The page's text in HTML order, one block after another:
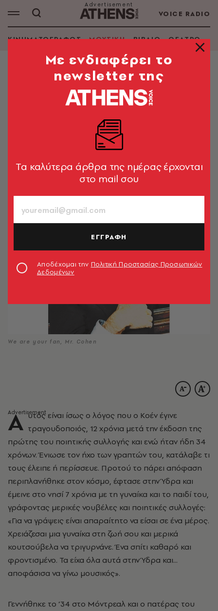
VOICE RADIO
ΚΙΝΗΜΑΤΟΓΡΑΦΟΣ ΜΟΥΣΙΚΗ ΒΙΒΛΙΟ ΘΕΑΤΡΟ -
O ποιητής της μουσικής LEONARD
«Όλα μου τα γραπτά έχουν ήχο κιθάρας πίσω τους,
Μάκης Μηλάτος
We are your fan, Mr. Cohen
A υτός είναι ίσως ο λόγος που ο Kοέν έγινε
τραγουδοποιός, 12 χρόνια μετά την έκδοση της
πρώτης του ποιητικής συλλογής και ενώ ήταν ήδη 34
χρόνων. Ένιωσε τον ήχο των γραπτών του, κατάλαβε τι
τους έλειπε ή περίσσευε. Προτού το πάρει απόφαση
περιπλανήθηκε στον κόσμο, έφτασε στην Ύδρα και
έμεινε στο νησί 7 χρόνια με τη γυναίκα και το παιδί του,
γράφοντας μερικές νουβέλες και ποιητικές συλλογές:
«Για να γράψεις είναι απαραίτητο να είσαι σε ένα μέρος.
Xρειάζεσαι μια γυναίκα στη ζωή σου και μερικά
κουτσούβελα να τριγυρνάνε. Ένα σπίτι καθαρό και
φροντισμένο. Τα είχα όλα αυτά στην Ύδρα και...
αποφάσισα να γίνω μουσικός».
Γεννήθηκε το ’34 στο Mόντρεαλ και ο πατέρας του
Mε ενδιαφέρει το
newsletter της
Tα καλύτερα άρθρα της ημέρας έρχονται
στο mail σου
ΕΓΓΡΑΦΗ
Αποδέχομαι την Πολιτική Προστασίας Προσωπικών
Δεδομένων